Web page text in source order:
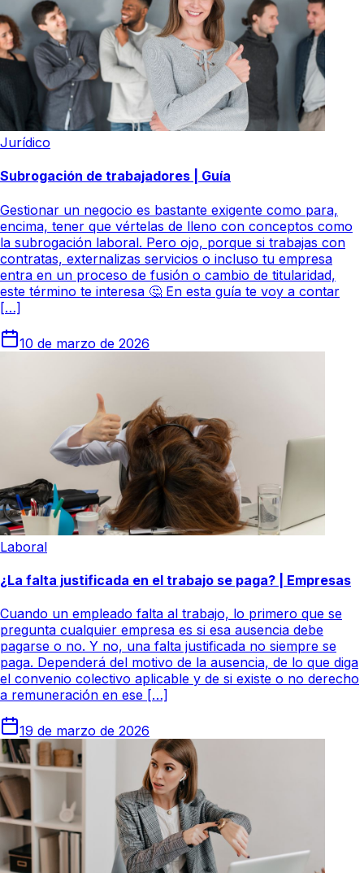
Jurídico
Subrogación de trabajadores | Guía
Gestionar un negocio es bastante exigente como para,
encima, tener que vértelas de lleno con conceptos como
la subrogación laboral. Pero ojo, porque si trabajas con
contratas, externalizas servicios o incluso tu empresa
entra en un proceso de fusión o cambio de titularidad,
este término te interesa 🤔 En esta guía te voy a contar
[…]
10 de marzo de 2026
Laboral
¿La falta justificada en el trabajo se paga? | Empresas
Cuando un empleado falta al trabajo, lo primero que se
pregunta cualquier empresa es si esa ausencia debe
pagarse o no. Y no, una falta justificada no siempre se
paga. Dependerá del motivo de la ausencia, de lo que diga
el convenio colectivo aplicable y de si existe o no derecho
a remuneración en ese […]
19 de marzo de 2026